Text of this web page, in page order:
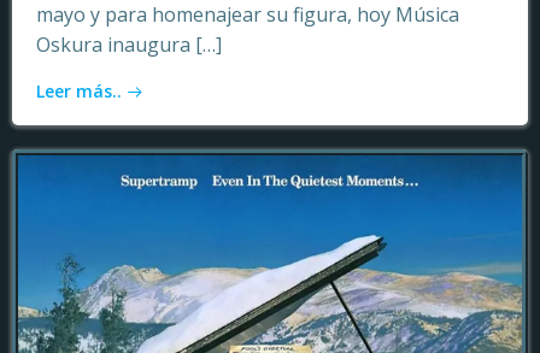
mayo y para homenajear su figura, hoy Música
Oskura inaugura […]
Leer más..